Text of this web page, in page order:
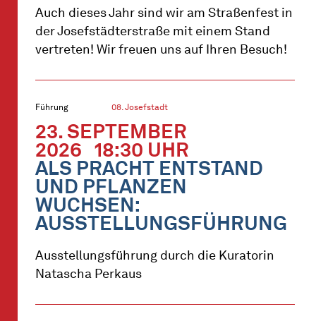
Auch dieses Jahr sind wir am Straßenfest in
der Josefstädterstraße mit einem Stand
vertreten! Wir freuen uns auf Ihren Besuch!
Führung 08. Josefstadt
23. SEPTEMBER
2026 18:30 UHR
ALS PRACHT ENTSTAND
UND PFLANZEN
WUCHSEN:
AUSSTELLUNGSFÜHRUNG
Ausstellungsführung durch die Kuratorin
Natascha Perkaus